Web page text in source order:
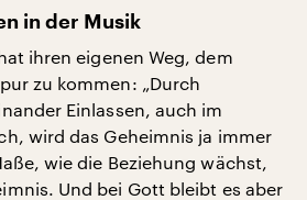
in der Musik
ihren eigenen Weg, dem
zu kommen: „Durch
Einlassen, auch im
wird das Geheimnis ja immer
wie die Beziehung wächst,
Und bei Gott bleibt es aber